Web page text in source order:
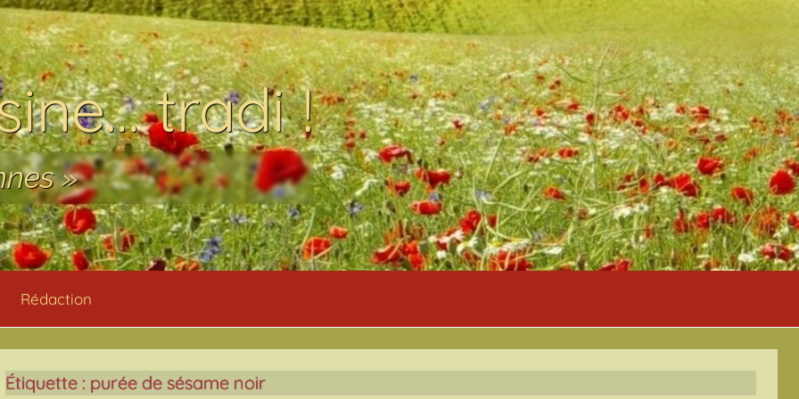
tradi !
»
Rédaction
Étiquette : purée de sésame noir